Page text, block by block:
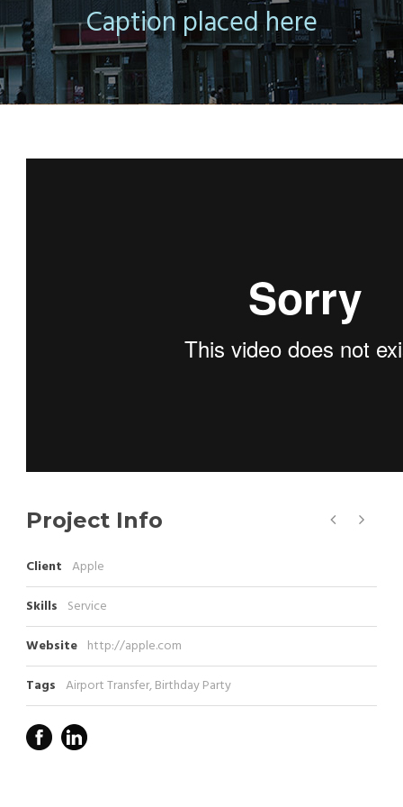
Caption placed here
Project Info
Client Apple
Skills Service
Website http://apple.com
Tags Airport Transfer,Birthday Party